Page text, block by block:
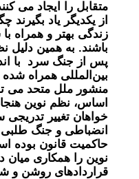
متقابل را ایجاد می
از یکدیگر یاد بگیرند
زندگی بهتر و همراه
باشند. به همین دلیل
پس از جنگ سرد با
بین‌المللی همراه شده
منشور ملل متحد می
اساس، نظم نوین
خواهان تغییر
انضباطی و جنگ
حاکمیت قانون بوده
نوین را همکاری میان
قراردادهای روشن و